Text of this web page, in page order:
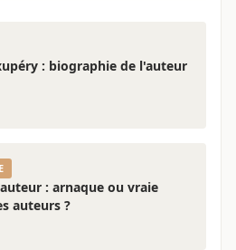
: biographie de l'auteur
: arnaque ou vraie
auteurs ?